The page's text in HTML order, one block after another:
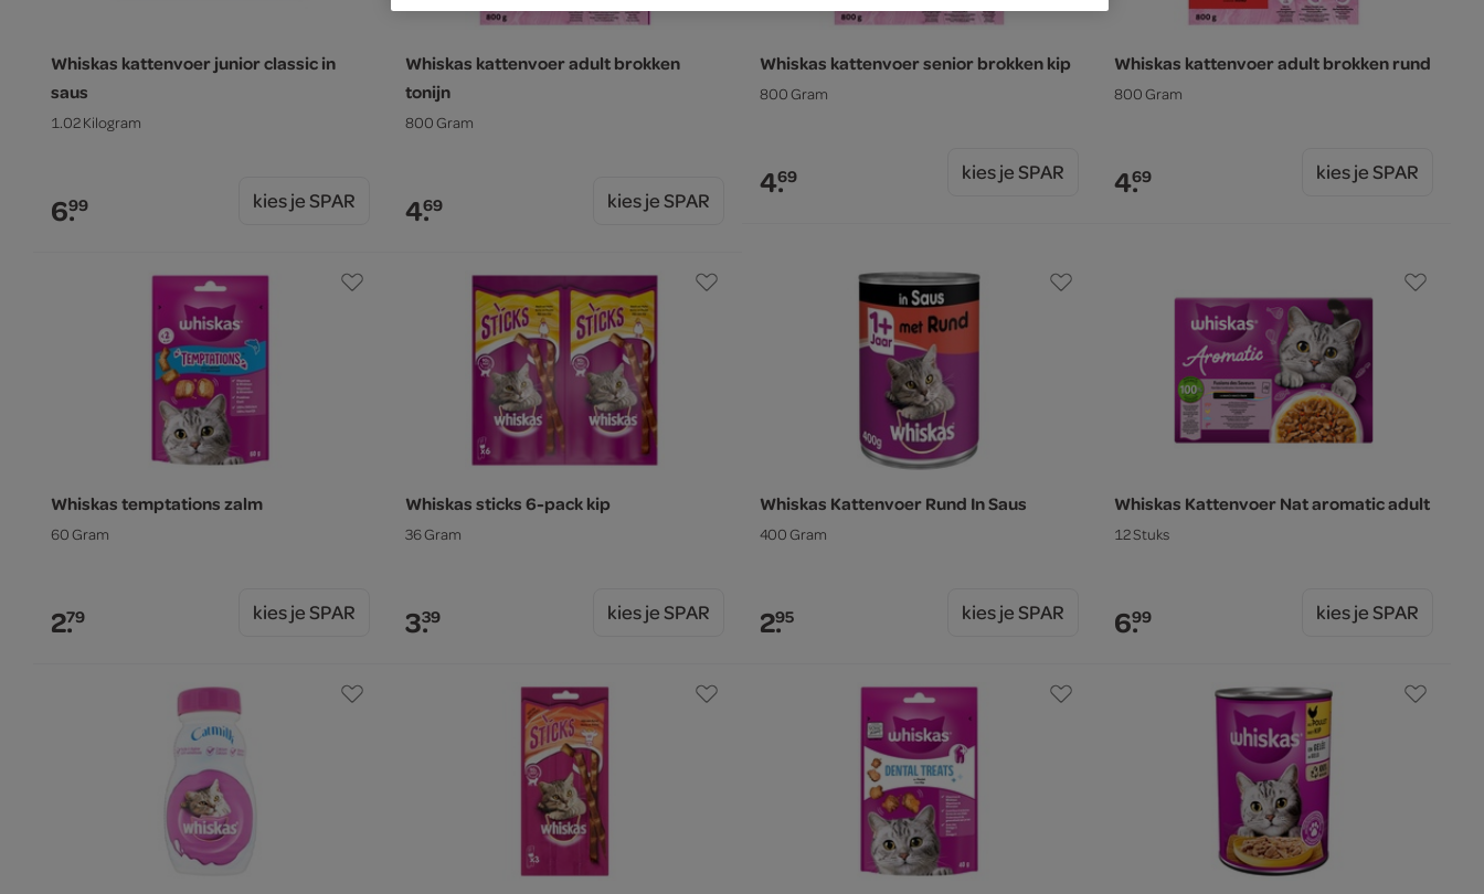
Whiskas kattenvoer junior classic in
saus
1.02 Kilogram
6.99 kies je SPAR
Whiskas kattenvoer adult brokken
tonijn
800 Gram
4.69 kies je SPAR
Whiskas kattenvoer senior brokken kip
800 Gram
4.69 kies je SPAR
Whiskas kattenvoer adult brokken rund
800 Gram
4.69 kies je SPAR
Whiskas temptations zalm
60 Gram
2.79 kies je SPAR
Whiskas sticks 6-pack kip
36 Gram
3.39 kies je SPAR
Whiskas Kattenvoer Rund In Saus
400 Gram
2.95 kies je SPAR
Whiskas Kattenvoer Nat aromatic adult
12 Stuks
6.99 kies je SPAR